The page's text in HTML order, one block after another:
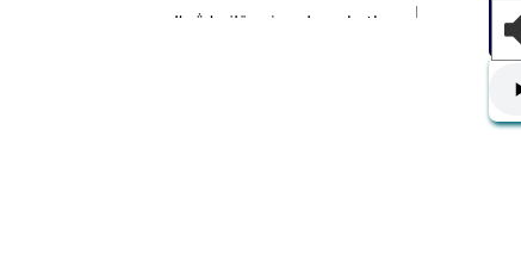
عدوان واسع على مخيم قلنديا شمال